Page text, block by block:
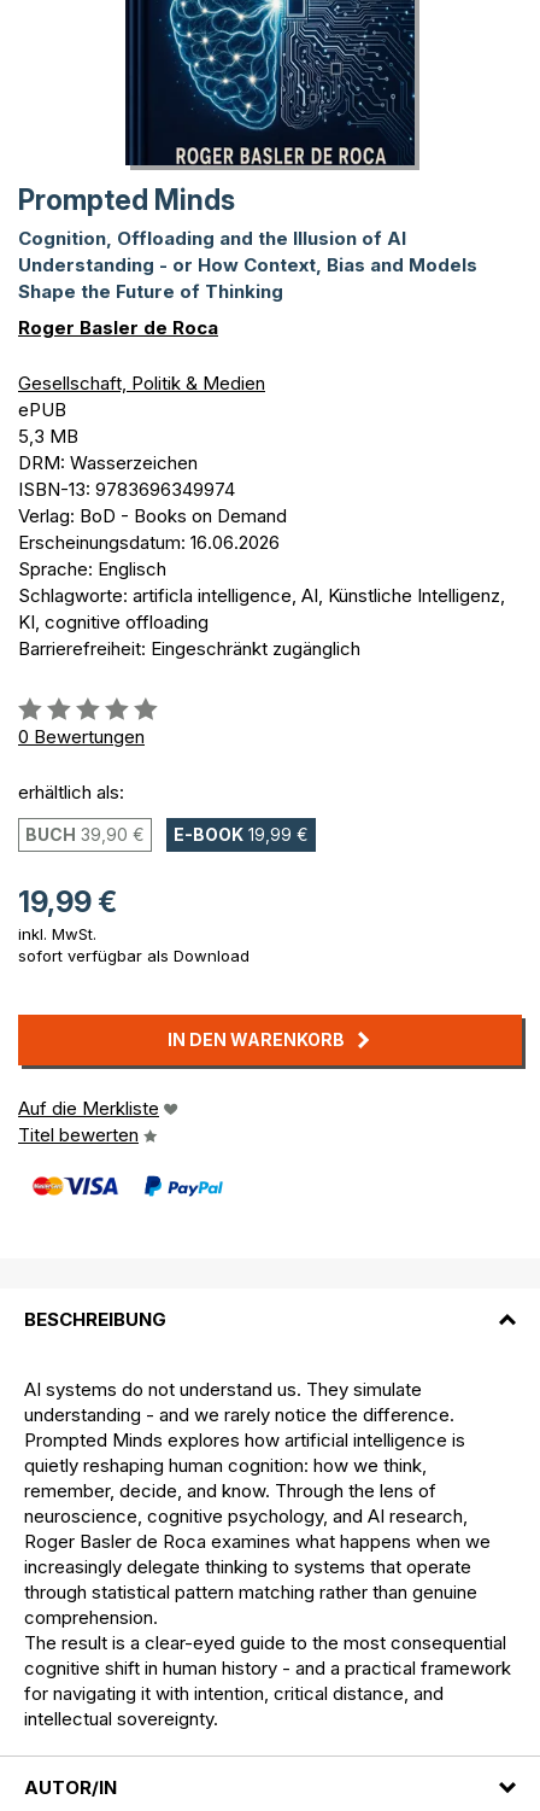
Prompted Minds
Cognition, Offloading and the Illusion of AI
Understanding - or How Context, Bias and Models
Shape the Future of Thinking
Roger Basler de Roca
Gesellschaft, Politik & Medien
ePUB
5,3 MB
DRM: Wasserzeichen
ISBN-13: 9783696349974
Verlag: BoD - Books on Demand
Erscheinungsdatum: 16.06.2026
Sprache: Englisch
Schlagworte: artificla intelligence, AI, Künstliche Intelligenz,
KI, cognitive offloading
Barrierefreiheit: Eingeschränkt zugänglich
Bewertung::
0%
0 Bewertungen
erhältlich als:
BUCH 39,90 € E-BOOK 19,99 €
19,99 €
inkl. MwSt.
sofort verfügbar als Download
IN DEN WARENKORB
Auf die Merkliste
Titel bewerten
BESCHREIBUNG
AI systems do not understand us. They simulate
understanding - and we rarely notice the difference.
Prompted Minds explores how artificial intelligence is
quietly reshaping human cognition: how we think,
remember, decide, and know. Through the lens of
neuroscience, cognitive psychology, and AI research,
Roger Basler de Roca examines what happens when we
increasingly delegate thinking to systems that operate
through statistical pattern matching rather than genuine
comprehension.
The result is a clear-eyed guide to the most consequential
cognitive shift in human history - and a practical framework
for navigating it with intention, critical distance, and
intellectual sovereignty.
AUTOR/IN